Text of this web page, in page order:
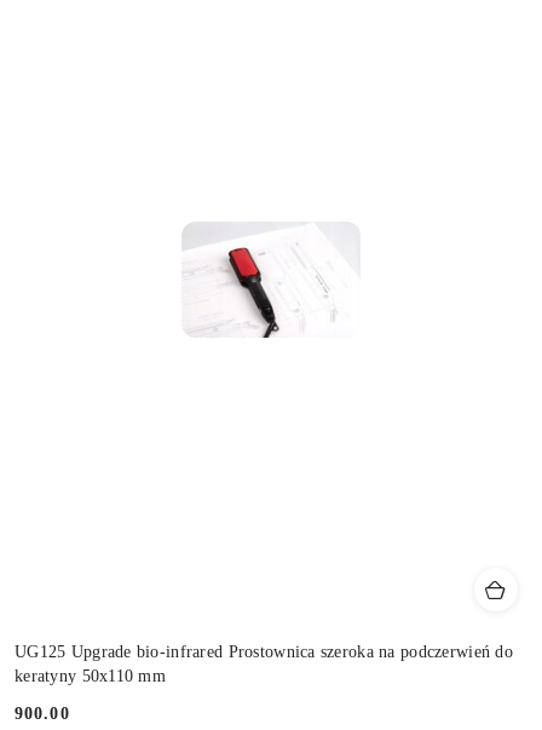
UG125 Upgrade bio-infrared Prostownica szeroka na podczerwień do
keratyny 50x110 mm
900.00